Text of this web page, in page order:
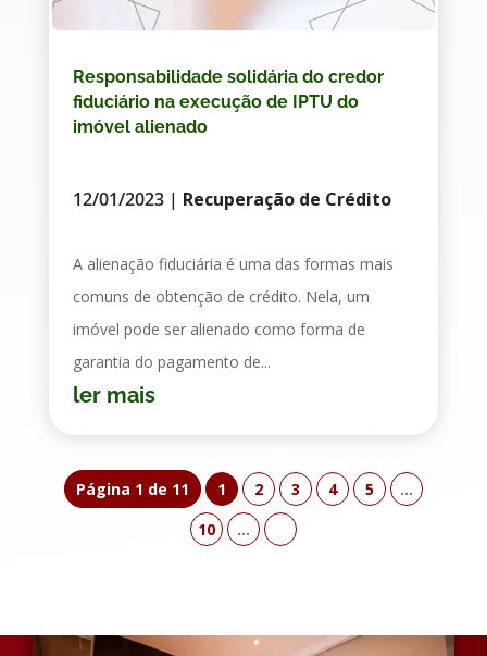
Responsabilidade solidária do credor
fiduciário na execução de IPTU do
imóvel alienado
12/01/2023| Recuperação de Crédito
A alienação fiduciária é uma das formas mais
comuns de obtenção de crédito. Nela, um
imóvel pode ser alienado como forma de
garantia do pagamento de...
ler mais
Página 1 de 11 1 2 3 4 5
...
10
...